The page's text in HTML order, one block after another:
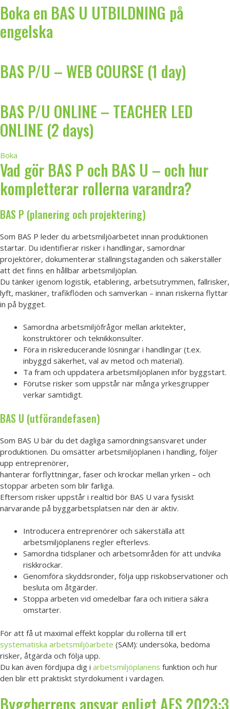
Boka en BAS U UTBILDNING på
engelska
BAS P/U – WEB COURSE (1 day)
BAS P/U ONLINE – TEACHER LED
ONLINE (2 days)
Boka
Vad gör BAS P och BAS U – och hur
kompletterar rollerna varandra?
BAS P (planering och projektering)
Som BAS P leder du arbetsmiljöarbetet innan produktionen
startar. Du identifierar risker i handlingar, samordnar
projektörer, dokumenterar ställningstaganden och säkerställer
att det finns en hållbar arbetsmiljöplan.
Du tänker igenom logistik, etablering, arbetsutrymmen, fallrisker,
lyft, maskiner, trafikflöden och samverkan – innan riskerna flyttar
in på bygget.
Samordna arbetsmiljöfrågor mellan arkitekter,
konstruktörer och teknikkonsulter.
Föra in riskreducerande lösningar i handlingar (t.ex.
inbyggd säkerhet, val av metod och material).
Ta fram och uppdatera arbetsmiljöplanen inför byggstart.
Förutse risker som uppstår när många yrkesgrupper
verkar samtidigt.
BAS U (utförandefasen)
Som BAS U bär du det dagliga samordningsansvaret under
produktionen. Du omsätter arbetsmiljöplanen i handling, följer
upp entreprenörer,
hanterar förflyttningar, faser och krockar mellan yrken – och
stoppar arbeten som blir farliga.
Eftersom risker uppstår i realtid bör BAS U vara fysiskt
närvarande på byggarbetsplatsen när den är aktiv.
Introducera entreprenörer och säkerställa att
arbetsmiljöplanens regler efterlevs.
Samordna tidsplaner och arbetsområden för att undvika
riskkrockar.
Genomföra skyddsronder, följa upp riskobservationer och
besluta om åtgärder.
Stoppa arbeten vid omedelbar fara och initiera säkra
omstarter.
För att få ut maximal effekt kopplar du rollerna till ert
systematiska arbetsmiljöarbete (SAM): undersöka, bedöma
risker, åtgärda och följa upp.
Du kan även fördjupa dig i arbetsmiljöplanens funktion och hur
den blir ett praktiskt styrdokument i vardagen.
Byggherrens ansvar enligt AFS 2023:3